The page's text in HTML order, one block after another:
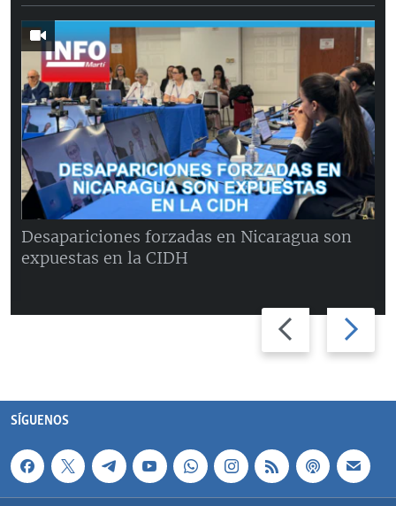
Previous
slide
Next
slide
Desapariciones forzadas en Nicaragua son
expuestas en la CIDH
SÍGUENOS